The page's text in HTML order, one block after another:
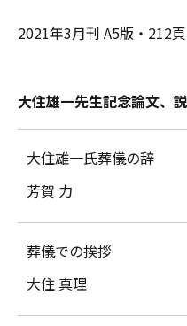
2021年3月刊 A5版・212
大住雄一先生記念論文、
大住雄一氏葬儀の辞
芳賀 力
葬儀での挨拶
大住 真理